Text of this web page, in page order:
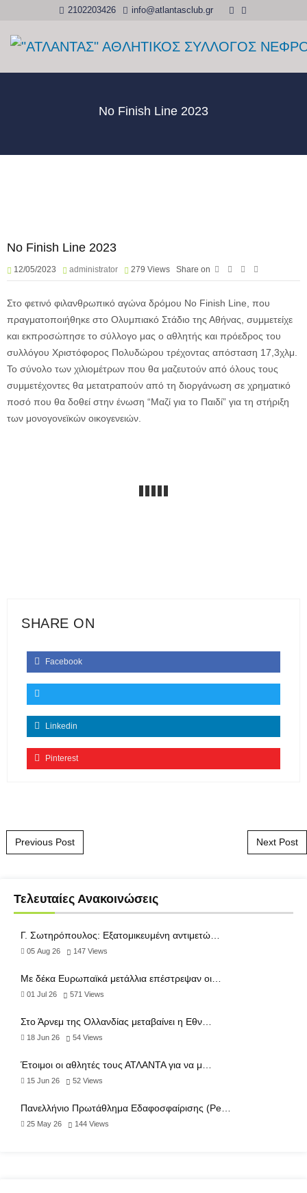
2102203426 info@atlantasclub.gr
No Finish Line 2023
No Finish Line 2023
12/05/2023 administrator 279 Views Share on
Στο φετινό φιλανθρωπικό αγώνα δρόμου No Finish Line, που
πραγματοποιήθηκε στο Ολυμπιακό Στάδιο της Αθήνας, συμμετείχε
και εκπροσώπησε το σύλλογο μας ο αθλητής και πρόεδρος του
συλλόγου Χριστόφορος Πολυδώρου τρέχοντας απόσταση 17,3χλμ.
Το σύνολο των χιλιομέτρων που θα μαζευτούν από όλους τους
συμμετέχοντες θα μετατραπούν από τη διοργάνωση σε χρηματικό
ποσό που θα δοθεί στην ένωση “Μαζί για το Παιδί” για τη στήριξη
των μονογονεϊκών οικογενειών.
SHARE ON
Facebook
Linkedin
Pinterest
Post navigation
Previous Post Next Post
Τελευταίες Ανακοινώσεις
Γ. Σωτηρόπουλος: Eξατομικευμένη αντιμετώ…
05 Aug 26 147 Views
Με δέκα Ευρωπαϊκά μετάλλια επέστρεψαν οι…
01 Jul 26 571 Views
Στο Άρνεμ της Ολλανδίας μεταβαίνει η Εθν…
18 Jun 26 54 Views
Έτοιμοι οι αθλητές τους ΑΤΛΑΝΤΑ για να μ…
15 Jun 26 52 Views
Πανελλήνιο Πρωτάθλημα Εδαφοσφαίρισης (Pe…
25 May 26 144 Views